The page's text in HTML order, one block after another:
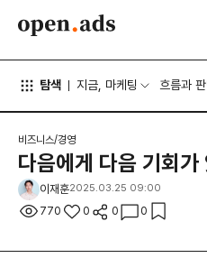
탐색 지금, 마케팅 흐름과
비즈니스/경영
다음에게 다음 기회가
이재훈2025.03.25 09:00
770 0 0 0